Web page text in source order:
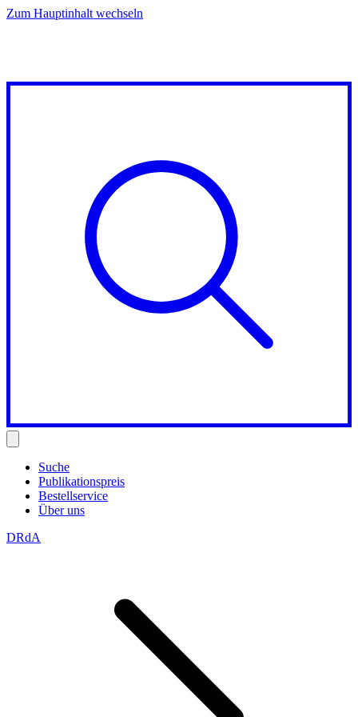
Zum Hauptinhalt wechseln
Suche
Publikationspreis
Bestellservice
Über uns
DRdA